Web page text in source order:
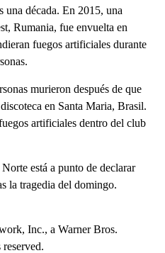
una década. En 2015, una
Rumania, fue envuelta en
fuegos artificiales durante
murieron después de que
en Santa Maria, Brasil.
artificiales dentro del club
está a punto de declarar
la tragedia del domingo.
Inc., a Warner Bros.